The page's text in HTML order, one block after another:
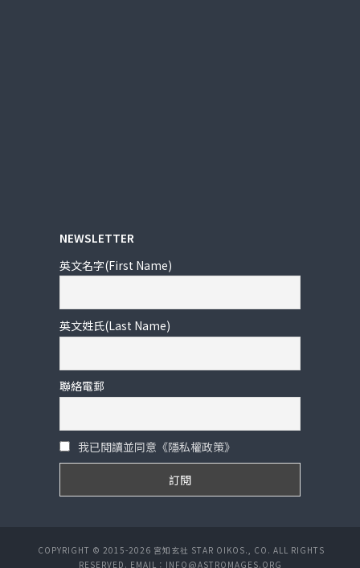
NEWSLETTER
英文名字(First Name)
英文姓氏(Last Name)
聯絡電郵
我已閱讀並同意《隱私權政策》
COPYRIGHT © 2015-2026 宮知玄社 STAR OIKOS., CO. ALL RIGHTS
RESERVED. EMAIL：INFO@ASTROMAGES.ORG